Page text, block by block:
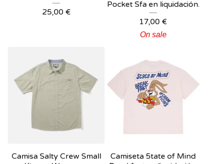
25,00 €
Pocket Sfa en liquidación.
17,00 €
On sale
Camisa Salty Crew Small
Camiseta 5tate of Mind